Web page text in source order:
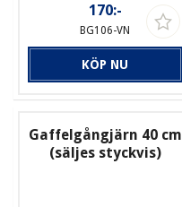
170:-
BG106-VN
KÖP NU
Gaffelgångjärn 40 cm
(säljes styckvis)